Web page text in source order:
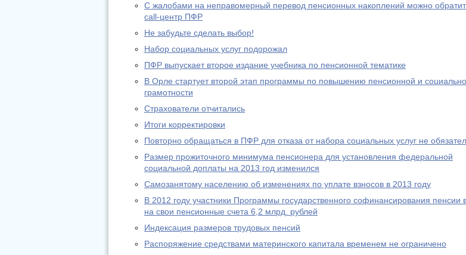
С жалобами на неправомерный перевод пенсионных накоплений можно
call-центр ПФР
Не забудьте сделать выбор!
Набор социальных услуг подорожал
ПФР выпускает второе издание учебника по пенсионной тематике
В Орле стартует второй этап программы по повышению пенсионной и
грамотности
Страхователи отчитались
Итоги корректировки
Повторно обращаться в ПФР для отказа от набора социальных услуг не
Размер прожиточного минимума пенсионера для установления федеральной
социальной доплаты на 2013 год изменился
Самозанятому населению об изменениях по уплате взносов в 2013 году
В 2012 году участники Программы государственного софинансирования пенсии
на свои пенсионные счета 6,2 млрд. рублей
Индексация размеров трудовых пенсий
Распоряжение средствами материнского капитала временем не ограничено